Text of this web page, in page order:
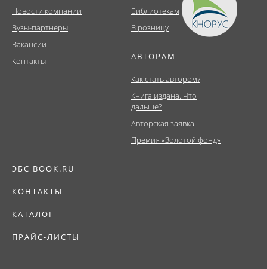
Новости компании
Вузы-партнеры
Вакансии
Контакты
Библиотекам
В розницу
АВТОРАМ
Как стать автором?
Книга издана. Что
дальше?
Авторская заявка
Премия «Золотой фонд»
ЭБС BOOK.RU
КОНТАКТЫ
КАТАЛОГ
ПРАЙС-ЛИСТЫ